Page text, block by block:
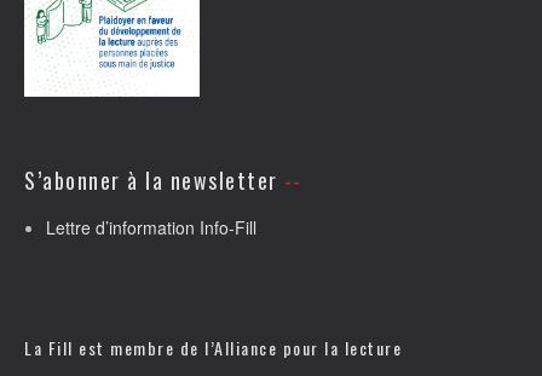
S’abonner à la newsletter
Lettre d’information Info-Fill
La Fill est membre de l’Alliance pour la lecture